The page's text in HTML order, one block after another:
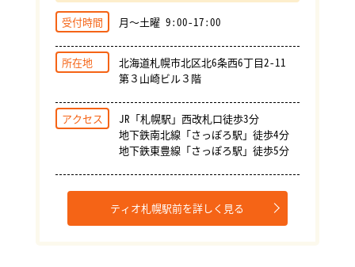
受付時間 月～土曜 9:00-17:00
所在地
北海道札幌市北区北6条西6丁目2-11
第３山崎ビル３階
アクセス
JR「札幌駅」西改札口徒歩3分
地下鉄南北線「さっぽろ駅」徒歩4分
地下鉄東豊線「さっぽろ駅」徒歩5分
ティオ札幌駅前を詳しく見る